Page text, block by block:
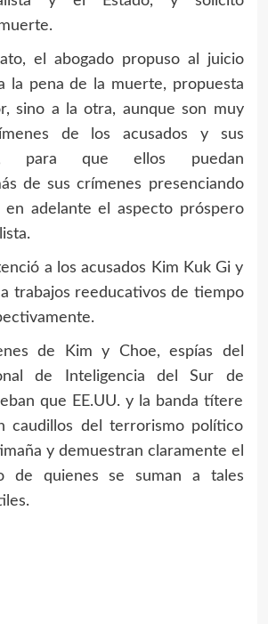
el abogado propuso al juicio
la pena de la muerte, propuesta
sino a la otra, aunque son muy
de los acusados y sus
para que ellos puedan
de sus crímenes presenciando
en adelante el aspecto próspero
a los acusados Kim Kuk Gi y
trabajos reeducativos de tiempo
de Kim y Choe, espías del
de Inteligencia del Sur de
que EE.UU. y la banda títere
caudillos del terrorismo político
y demuestran claramente el
de quienes se suman a tales